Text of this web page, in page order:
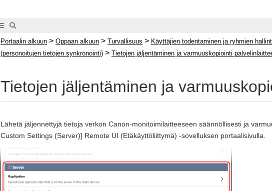
Portaalin alkuun > Oppaan alkuun > Turvallisuus > Käyttäjien todentaminen ja ryhmien
(personoitujen tietojen synkronointi) > Tietojen jäljentäminen ja varmuuskopiointi
Tietojen jäljentäminen ja
Lähetä jäljennettyjä tietoja verkon Canon-monitoimilaitteeseen säännöllisesti ja
Custom Settings (Server)] Remote UI (Etäkäyttöliittymä) -sovelluksen portaalisivulla.